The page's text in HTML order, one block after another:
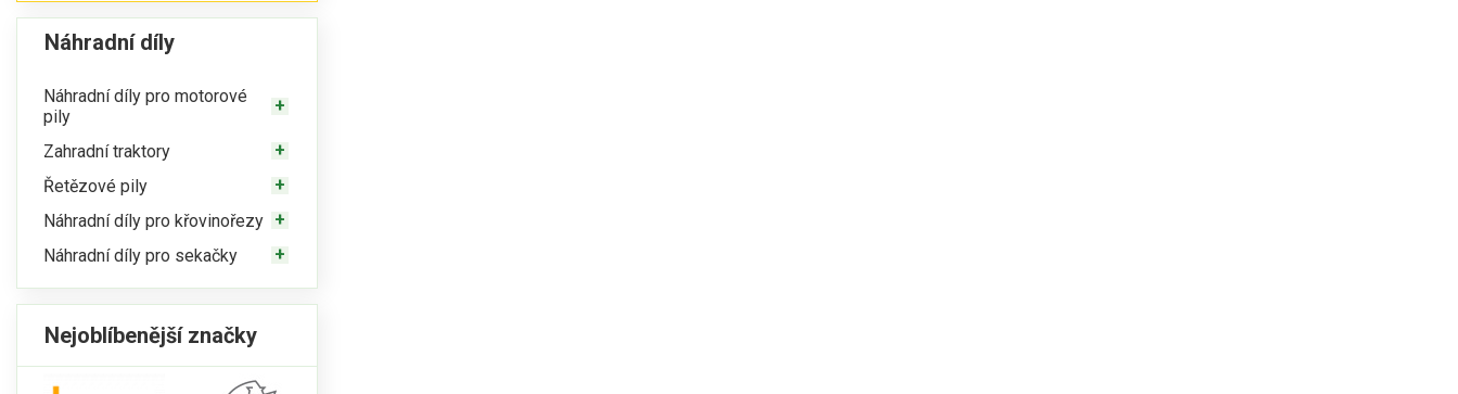
Náhradní díly
Náhradní díly pro motorové
pily
Zahradní traktory
Řetězové pily
Náhradní díly pro křovinořezy
Náhradní díly pro sekačky
Nejoblíbenější značky